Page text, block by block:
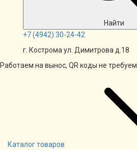
Найти
+7(4942) 30-24-42
г. Кострома ул. Димитрова д.18
Работаем на вынос, QR коды не требуем.
Каталог товаров